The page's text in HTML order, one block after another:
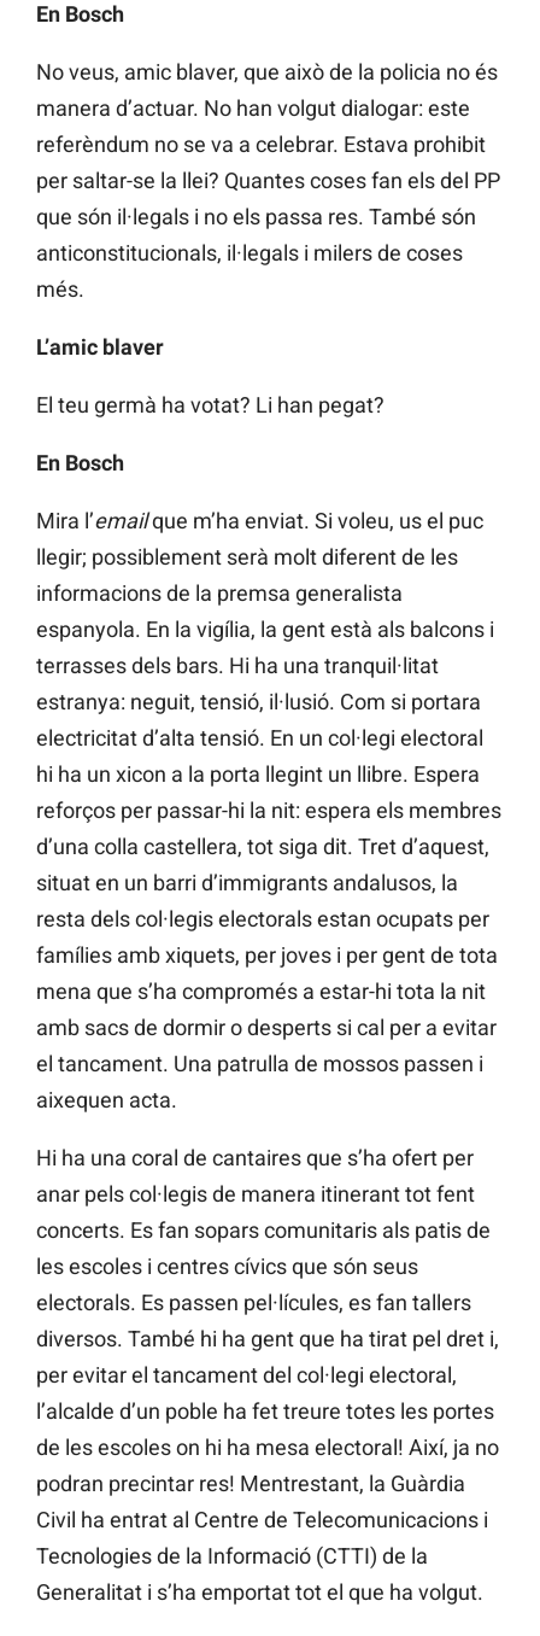
En Bosch
No veus, amic blaver, que això de la policia no és
manera d’actuar. No han volgut dialogar: este
referèndum no se va a celebrar. Estava prohibit
per saltar-se la llei? Quantes coses fan els del PP
que són il·legals i no els passa res. També són
anticonstitucionals, il·legals i milers de coses
més.
L’amic blaver
El teu germà ha votat? Li han pegat?
En Bosch
Mira l’emailque m’ha enviat. Si voleu, us el puc
llegir; possiblement serà molt diferent de les
informacions de la premsa generalista
espanyola. En la vigília, la gent està als balcons i
terrasses dels bars. Hi ha una tranquil·litat
estranya: neguit, tensió, il·lusió. Com si portara
electricitat d’alta tensió. En un col·legi electoral
hi ha un xicon a la porta llegint un llibre. Espera
reforços per passar-hi la nit: espera els membres
d’una colla castellera, tot siga dit. Tret d’aquest,
situat en un barri d’immigrants andalusos, la
resta dels col·legis electorals estan ocupats per
famílies amb xiquets, per joves i per gent de tota
mena que s’ha compromés a estar-hi tota la nit
amb sacs de dormir o desperts si cal per a evitar
el tancament. Una patrulla de mossos passen i
aixequen acta.
Hi ha una coral de cantaires que s’ha ofert per
anar pels col·legis de manera itinerant tot fent
concerts. Es fan sopars comunitaris als patis de
les escoles i centres cívics que són seus
electorals. Es passen pel·lícules, es fan tallers
diversos. També hi ha gent que ha tirat pel dret i,
per evitar el tancament del col·legi electoral,
l’alcalde d’un poble ha fet treure totes les portes
de les escoles on hi ha mesa electoral! Així, ja no
podran precintar res! Mentrestant, la Guàrdia
Civil ha entrat al Centre de Telecomunicacions i
Tecnologies de la Informació (CTTI) de la
Generalitat i s’ha emportat tot el que ha volgut.